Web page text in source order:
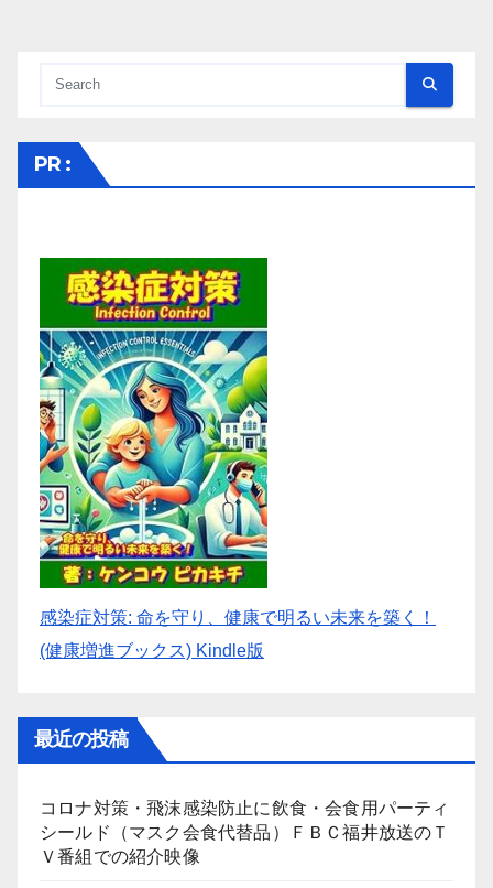
PR :
感染症対策: 命を守り、健康で明るい未来を築く！
(健康増進ブックス) Kindle版
最近の投稿
コロナ対策・飛沫感染防止に飲食・会食用パーティ
シールド（マスク会食代替品）ＦＢＣ福井放送のＴ
Ｖ番組での紹介映像